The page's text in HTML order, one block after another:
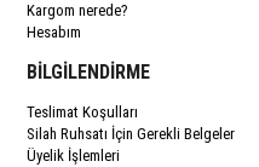
Kargom nerede?
Hesabım
BİLGİLENDİRME
Teslimat Koşulları
Silah Ruhsatı İçin Gerekli Belgeler
Üyelik İşlemleri